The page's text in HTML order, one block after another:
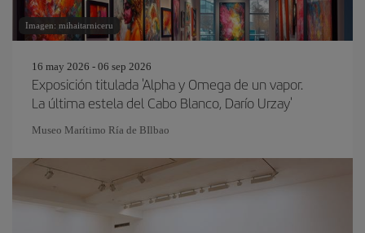
Imagen: mihaitarniceru
16 may 2026 - 06 sep 2026
Exposición titulada 'Alpha y Omega de un vapor.
La última estela del Cabo Blanco, Darío Urzay'
Museo Marítimo Ría de BIlbao